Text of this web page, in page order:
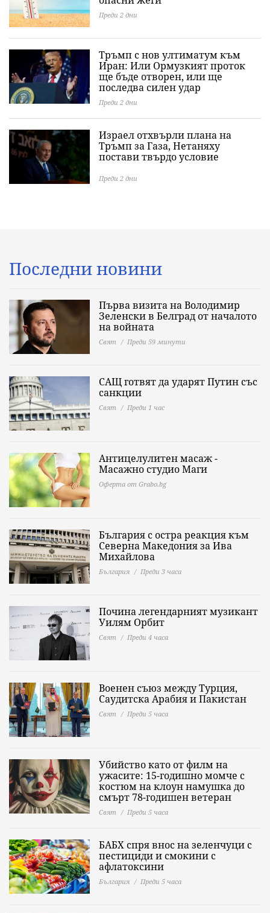
Преди 2 дни
Тръмп с нов ултиматум към
Иран: Или Ормузкият проток
ще бъде отворен, или ще
последва силен удар
Преди 2 дни
Израел отхвърли плана на
Тръмп за Газа, Нетаняху
постави твърдо условие
Преди 2 дни
Последни новини
Първа визита на Володимир
Зеленски в Белград от началото
на войната
Свят Преди 59 минути
САЩ готвят да ударят Путин със
санкции
Свят Преди 1 час
Антицелулитен масаж -
Масажно студио Маги
Оферта от Grabo.bg
България с остра реакция към
Северна Македония за Ива
Михайлова
България Преди 3 часа
Почина легендарният музикант
Уилям Орбит
Свят Преди 4 часа
Военен съюз между Турция,
Саудитска Арабия и Пакистан
Свят Преди 5 часа
Убийство като от филм на
ужасите: 15-годишно момче с
костюм на клоун намушка до
смърт 78-годишен ветеран
Свят Преди 5 часа
БАБХ спря внос на зеленчуци с
пестициди и смокини с
афлатоксини
България Преди 5 часа